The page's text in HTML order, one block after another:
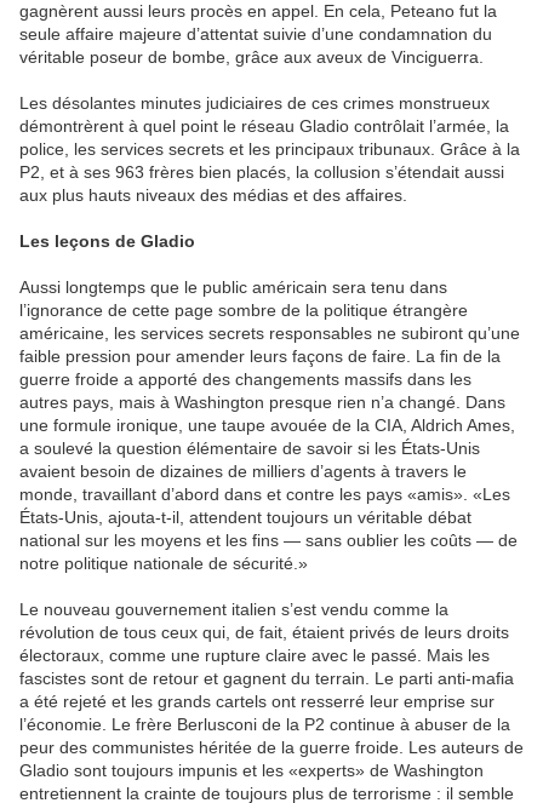
gagnèrent aussi leurs procès en appel. En cela, Peteano fut la
seule affaire majeure d’attentat suivie d’une condamnation du
véritable poseur de bombe, grâce aux aveux de Vinciguerra.
Les désolantes minutes judiciaires de ces crimes monstrueux
démontrèrent à quel point le réseau Gladio contrôlait l’armée, la
police, les services secrets et les principaux tribunaux. Grâce à la
P2, et à ses 963 frères bien placés, la collusion s’étendait aussi
aux plus hauts niveaux des médias et des affaires.
Les leçons de Gladio
Aussi longtemps que le public américain sera tenu dans
l’ignorance de cette page sombre de la politique étrangère
américaine, les services secrets responsables ne subiront qu’une
faible pression pour amender leurs façons de faire. La fin de la
guerre froide a apporté des changements massifs dans les
autres pays, mais à Washington presque rien n’a changé. Dans
une formule ironique, une taupe avouée de la CIA, Aldrich Ames,
a soulevé la question élémentaire de savoir si les États-Unis
avaient besoin de dizaines de milliers d’agents à travers le
monde, travaillant d’abord dans et contre les pays «amis». «Les
États-Unis, ajouta-t-il, attendent toujours un véritable débat
national sur les moyens et les fins — sans oublier les coûts — de
notre politique nationale de sécurité.»
Le nouveau gouvernement italien s’est vendu comme la
révolution de tous ceux qui, de fait, étaient privés de leurs droits
électoraux, comme une rupture claire avec le passé. Mais les
fascistes sont de retour et gagnent du terrain. Le parti anti-mafia
a été rejeté et les grands cartels ont resserré leur emprise sur
l’économie. Le frère Berlusconi de la P2 continue à abuser de la
peur des communistes héritée de la guerre froide. Les auteurs de
Gladio sont toujours impunis et les «experts» de Washington
entretiennent la crainte de toujours plus de terrorisme : il semble